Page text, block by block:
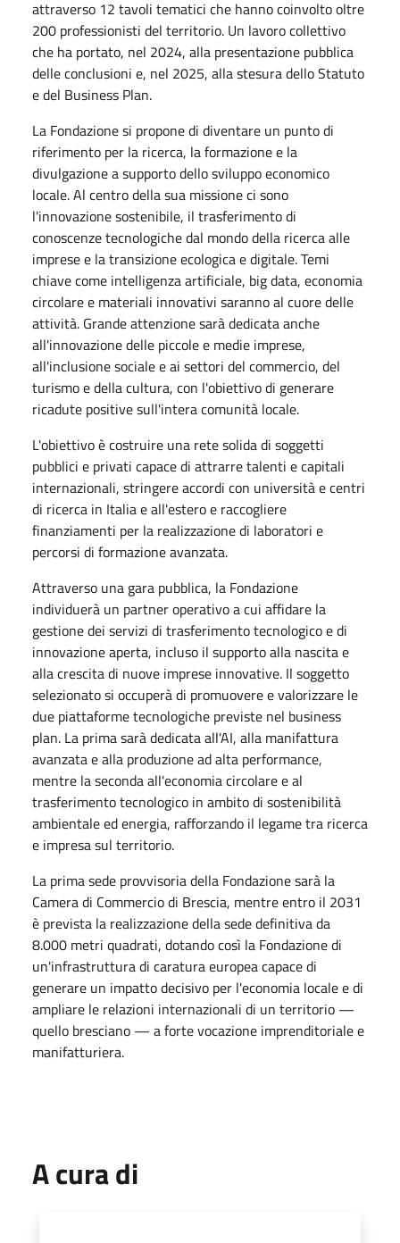
attraverso 12 tavoli tematici che hanno coinvolto oltre
200 professionisti del territorio. Un lavoro collettivo
che ha portato, nel 2024, alla presentazione pubblica
delle conclusioni e, nel 2025, alla stesura dello Statuto
e del Business Plan.
La Fondazione si propone di diventare un punto di
riferimento per la ricerca, la formazione e la
divulgazione a supporto dello sviluppo economico
locale. Al centro della sua missione ci sono
l'innovazione sostenibile, il trasferimento di
conoscenze tecnologiche dal mondo della ricerca alle
imprese e la transizione ecologica e digitale. Temi
chiave come intelligenza artificiale, big data, economia
circolare e materiali innovativi saranno al cuore delle
attività. Grande attenzione sarà dedicata anche
all'innovazione delle piccole e medie imprese,
all'inclusione sociale e ai settori del commercio, del
turismo e della cultura, con l'obiettivo di generare
ricadute positive sull'intera comunità locale.
L'obiettivo è costruire una rete solida di soggetti
pubblici e privati capace di attrarre talenti e capitali
internazionali, stringere accordi con università e centri
di ricerca in Italia e all'estero e raccogliere
finanziamenti per la realizzazione di laboratori e
percorsi di formazione avanzata.
Attraverso una gara pubblica, la Fondazione
individuerà un partner operativo a cui affidare la
gestione dei servizi di trasferimento tecnologico e di
innovazione aperta, incluso il supporto alla nascita e
alla crescita di nuove imprese innovative. Il soggetto
selezionato si occuperà di promuovere e valorizzare le
due piattaforme tecnologiche previste nel business
plan. La prima sarà dedicata all'AI, alla manifattura
avanzata e alla produzione ad alta performance,
mentre la seconda all'economia circolare e al
trasferimento tecnologico in ambito di sostenibilità
ambientale ed energia, rafforzando il legame tra ricerca
e impresa sul territorio.
La prima sede provvisoria della Fondazione sarà la
Camera di Commercio di Brescia, mentre entro il 2031
è prevista la realizzazione della sede definitiva da
8.000 metri quadrati, dotando così la Fondazione di
un'infrastruttura di caratura europea capace di
generare un impatto decisivo per l'economia locale e di
ampliare le relazioni internazionali di un territorio —
quello bresciano — a forte vocazione imprenditoriale e
manifatturiera.
A cura di